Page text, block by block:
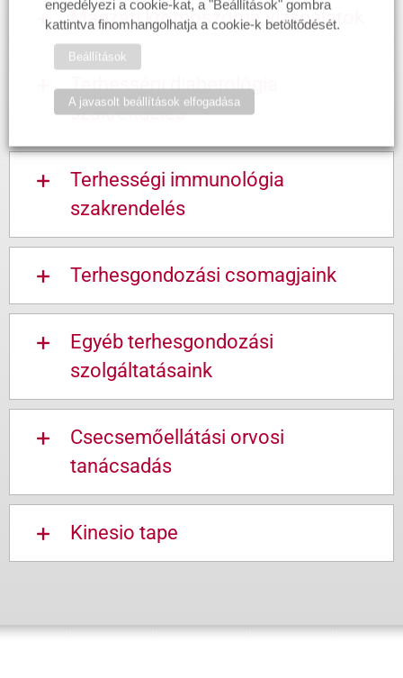
Magzati kromoszóma vizsgálatok
Terhességi diabetológia
szakrendelés
Terhességi immunológia
szakrendelés
Terhesgondozási csomagjaink
Egyéb terhesgondozási
szolgáltatásaink
Csecsemőellátási orvosi
tanácsadás
Kinesio tape
engedélyezi a cookie-kat, a "Beállítások" gombra
kattintva finomhangolhatja a cookie-k betöltődését.
Beállítások
A javasolt beállítások elfogadása